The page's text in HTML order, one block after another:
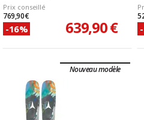
Prix conseillé
769,90 €
-16% 639,90 €
Nouveau modèle